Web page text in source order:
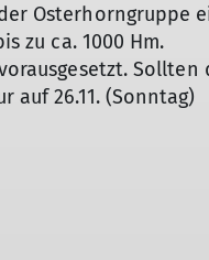
Osterhorngruppe
zu ca. 1000 Hm.
Sollten
auf 26.11. (Sonntag)